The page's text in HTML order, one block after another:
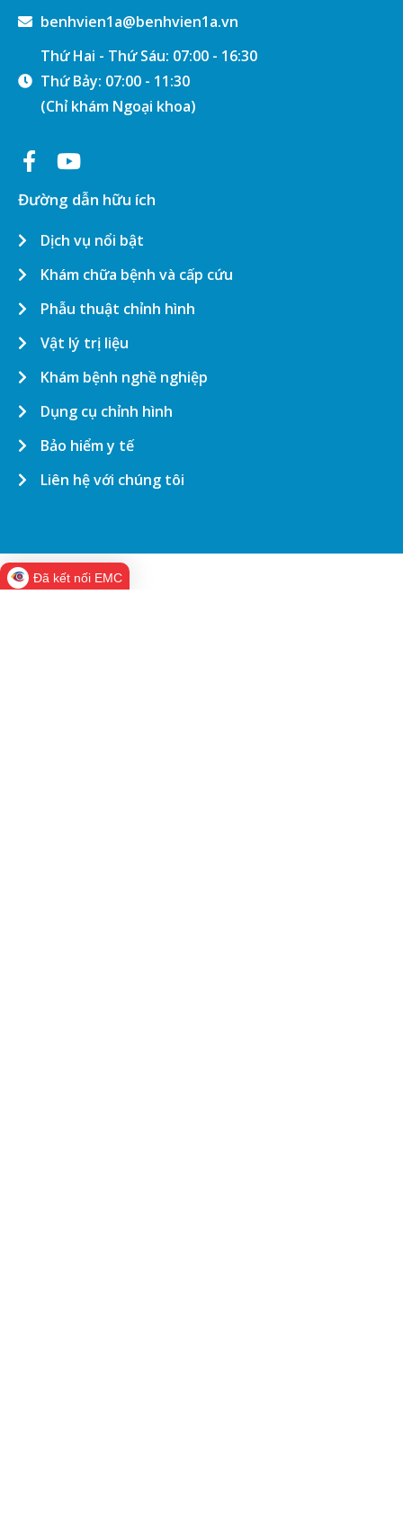
benhvien1a@benhvien1a.vn
Thứ Hai - Thứ Sáu: 07:00 - 16:30
Thứ Bảy: 07:00 - 11:30
(Chỉ khám Ngoại khoa)
Đường dẫn hữu ích
Dịch vụ nổi bật
Khám chữa bệnh và cấp cứu
Phẫu thuật chỉnh hình
Vật lý trị liệu
Khám bệnh nghề nghiệp
Dụng cụ chỉnh hình
Bảo hiểm y tế
Liên hệ với chúng tôi
Đã kết nối EMC